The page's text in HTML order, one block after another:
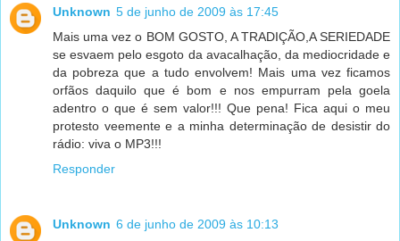
Unknown 5 de junho de 2009 às 17:45
Mais uma vez o BOM GOSTO, A TRADIÇÃO,A SERIEDADE
se esvaem pelo esgoto da avacalhação, da mediocridade e
da pobreza que a tudo envolvem! Mais uma vez ficamos
orfãos daquilo que é bom e nos empurram pela goela
adentro o que é sem valor!!! Que pena! Fica aqui o meu
protesto veemente e a minha determinação de desistir do
rádio: viva o MP3!!!
Responder
Unknown 6 de junho de 2009 às 10:13